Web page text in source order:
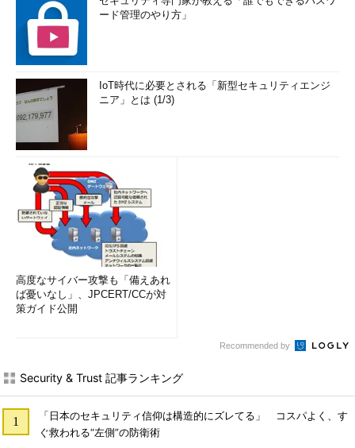
ード管理のやり方」
IoT時代に必要とされる「新型セキュリティエンジ
ニア」とは (1/3)
高度なサイバー攻撃も「備えあれ
ば憂いなし」、JPCERT/CCが対
策ガイド公開
Recommended by
Security & Trust 記事ランキング
「日本のセキュリティ信仰は構造的にズレてる」 コスパよく、す
ぐ救われる“左側”の防衛術